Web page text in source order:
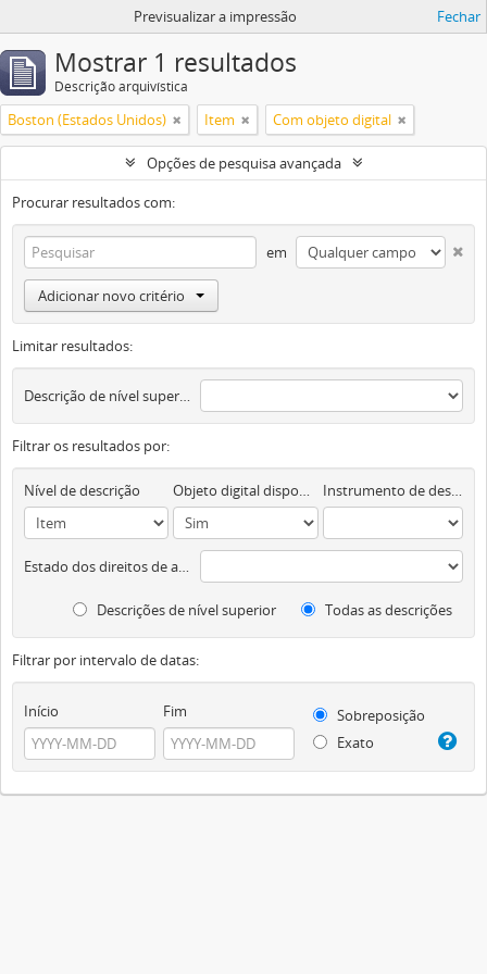
Previsualizar a impressão Fechar
Mostrar 1 resultados
Descrição arquivística
Boston (Estados Unidos) Item Com objeto digital
Opções de pesquisa avançada
Procurar resultados com:
em
Adicionar novo critério
Limitar resultados:
Descrição de nível superior
Filtrar os resultados por:
Nível de descrição Objeto digital disponível Instrumento de descrição documental
Estado dos direitos de autor
Descrições de nível superior Todas as descrições
Filtrar por intervalo de datas:
Início Fim
Sobreposição
Exato